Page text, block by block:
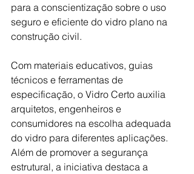
para a conscientização sobre o uso
seguro e eficiente do vidro plano na
construção civil.
Com materiais educativos, guias
técnicos e ferramentas de
especificação, o Vidro Certo auxilia
arquitetos, engenheiros e
consumidores na escolha adequada
do vidro para diferentes aplicações.
Além de promover a segurança
estrutural, a iniciativa destaca a